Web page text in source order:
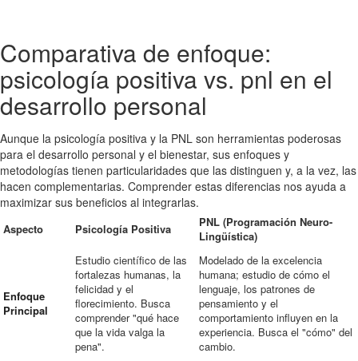
Comparativa de enfoque:
psicología positiva vs. pnl en el
desarrollo personal
Aunque la psicología positiva y la PNL son herramientas poderosas
para el desarrollo personal y el bienestar, sus enfoques y
metodologías tienen particularidades que las distinguen y, a la vez, las
hacen complementarias. Comprender estas diferencias nos ayuda a
maximizar sus beneficios al integrarlas.
Aspecto Psicología Positiva
PNL (Programación Neuro-
Lingüística)
Enfoque
Principal
Estudio científico de las
fortalezas humanas, la
felicidad y el
florecimiento. Busca
comprender "qué hace
que la vida valga la
pena".
Modelado de la excelencia
humana; estudio de cómo el
lenguaje, los patrones de
pensamiento y el
comportamiento influyen en la
experiencia. Busca el "cómo" del
cambio.